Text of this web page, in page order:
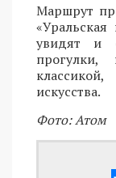
Маршрут
«Уральская
увидят и
искусства.
Фото: Атом